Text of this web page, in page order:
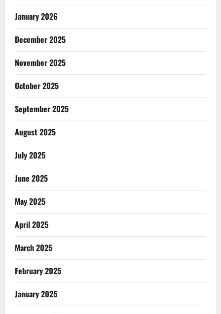
January 2026
December 2025
November 2025
October 2025
September 2025
August 2025
July 2025
June 2025
May 2025
April 2025
March 2025
February 2025
January 2025